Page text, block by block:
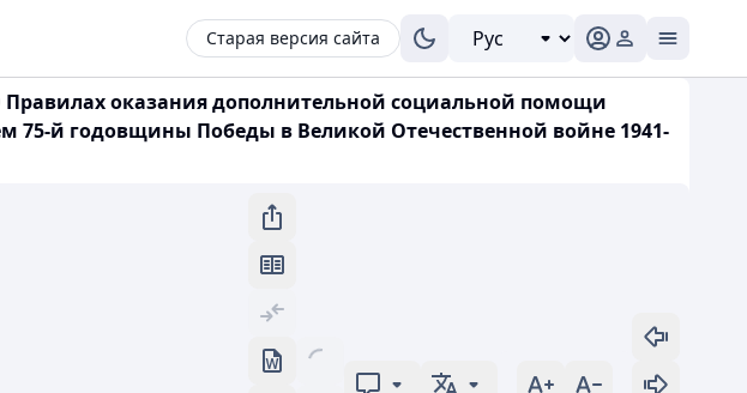
Старая версия сайта
Правилах оказания дополнительной социальной помощи
75-й годовщины Победы в Великой Отечественной войне 1941-